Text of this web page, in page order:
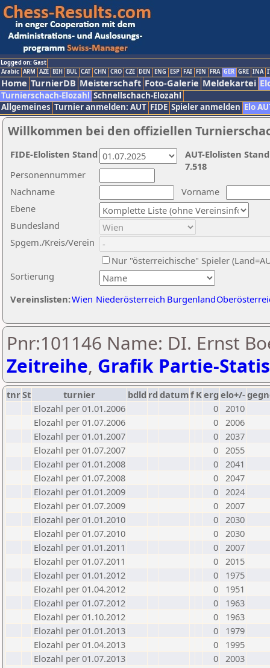
Logged on: Gast
Arabic ARM AZE BIH BUL CAT CHN CRO CZE DEN ENG ESP FAI FIN FRA GER GRE INA
Home TurnierDB Meisterschaft Foto-Galerie Meldekartei
Turnierschach-Elozahl Schnellschach-Elozahl
Allgemeines Turnier anmelden: AUT FIDE Spieler anmelden Elo
Willkommen bei den offiziellen
Nachname
Vorname
Ebene
Sortierung
Personennummer
Bundesland
Spgem./Kreis/Verein
Nur "österreichische" Spieler
Vereinslisten:Wien Niederösterreich Burgenland
AUT-Elolisten
7.518
FIDE-Elolisten Stand
Pnr:101146 Name: DI. Ernst
Zeitreihe, Grafik Partie-
tnrSt turnier bdld rd datumf Kerg elo+/-
Elozahl per 01.01.2006
0 2010
Elozahl per 01.07.2006
0 2006
Elozahl per 01.01.2007
0 2037
Elozahl per 01.07.2007
0 2055
Elozahl per 01.01.2008
0 2041
Elozahl per 01.07.2008
0 2047
Elozahl per 01.01.2009
0 2024
Elozahl per 01.07.2009
0 2007
Elozahl per 01.01.2010
0 2030
Elozahl per 01.07.2010
0 2030
Elozahl per 01.01.2011
0 2007
Elozahl per 01.07.2011
0 2015
Elozahl per 01.01.2012
0
1975
Elozahl per 01.04.2012
0
1951
Elozahl per 01.07.2012
0
1963
Elozahl per 01.10.2012
0
1963
Elozahl per 01.01.2013
0
1979
Elozahl per 01.04.2013
0
1995
Elozahl per 01.07.2013
0 2003